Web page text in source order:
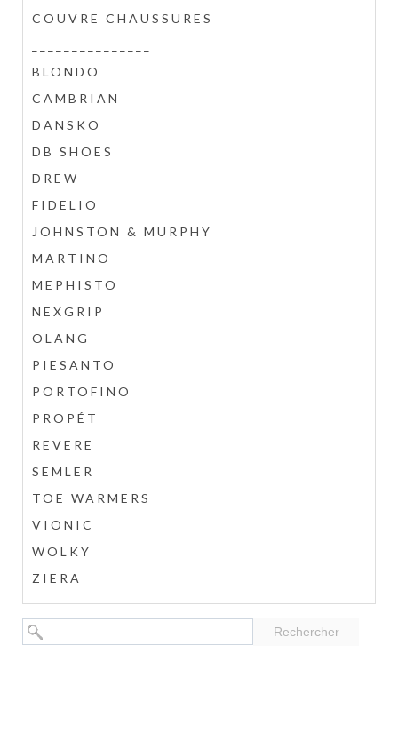
COUVRE CHAUSSURES
BLONDO
CAMBRIAN
DANSKO
DB SHOES
DREW
FIDELIO
JOHNSTON & MURPHY
MARTINO
MEPHISTO
NEXGRIP
OLANG
PIESANTO
PORTOFINO
PROPÉT
REVERE
SEMLER
TOE WARMERS
VIONIC
WOLKY
ZIERA
Rechercher